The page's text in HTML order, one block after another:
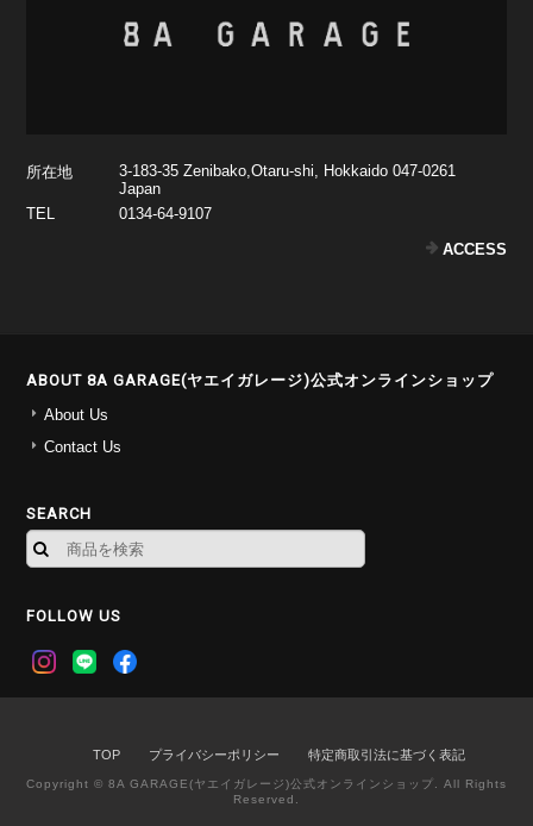
所在地
3-183-35 Zenibako,Otaru-shi, Hokkaido 047-0261
Japan
TEL
0134-64-9107
ACCESS
ABOUT 8A GARAGE(ヤエイガレージ)公式オンラインショップ
About Us
Contact Us
SEARCH
FOLLOW US
TOP プライバシーポリシー 特定商取引法に基づく表記
Copyright © 8A GARAGE(ヤエイガレージ)公式オンラインショップ. All Rights
Reserved.